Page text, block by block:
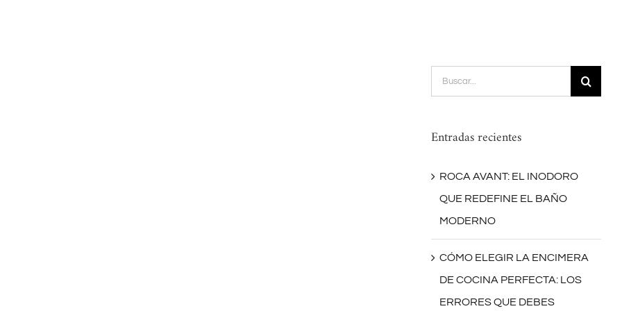
Buscar:
Entradas recientes
ROCA AVANT: EL INODORO
QUE REDEFINE EL BAÑO
MODERNO
CÓMO ELEGIR LA ENCIMERA
DE COCINA PERFECTA: LOS
ERRORES QUE DEBES